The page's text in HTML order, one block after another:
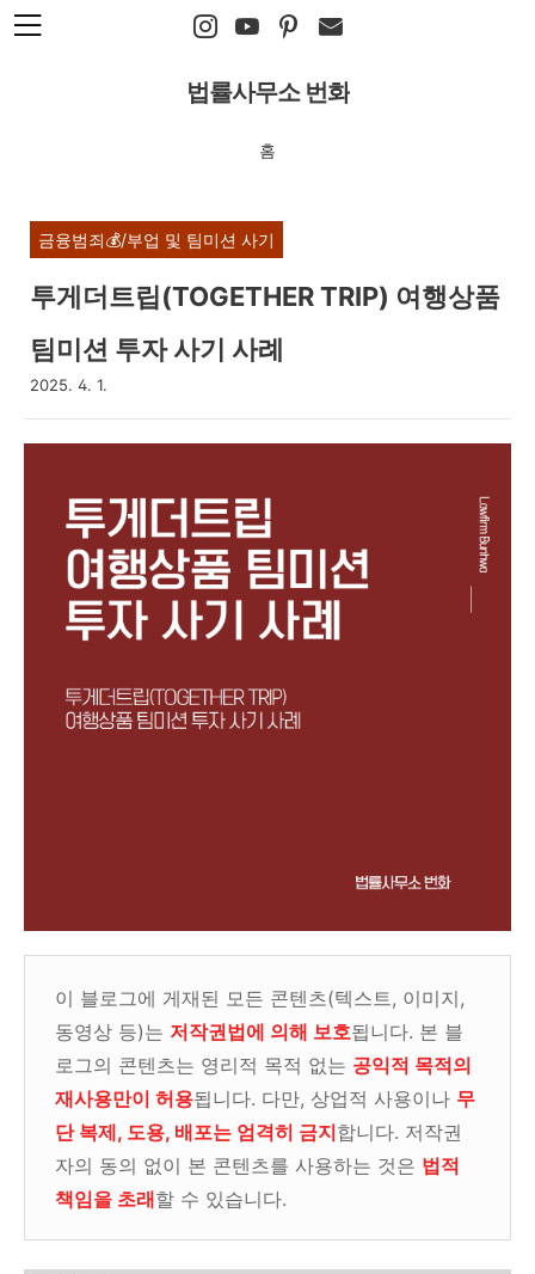
본문 바로가기
법률사무소 번화
홈
금융범죄💰/부업 및 팀미션 사기
투게더트립(TOGETHER TRIP) 여행상품
팀미션 투자 사기 사례
2025. 4. 1.
이 블로그에 게재된 모든 콘텐츠(텍스트, 이미지,
동영상 등)는 저작권법에 의해 보호됩니다. 본 블
로그의 콘텐츠는 영리적 목적 없는 공익적 목적의
재사용만이 허용됩니다. 다만, 상업적 사용이나 무
단 복제, 도용, 배포는 엄격히 금지합니다. 저작권
자의 동의 없이 본 콘텐츠를 사용하는 것은 법적
책임을 초래할 수 있습니다.